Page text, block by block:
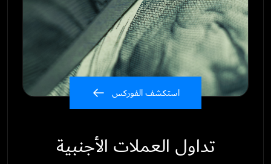
استكشف الفوركس
تداول العملات الأجنبية